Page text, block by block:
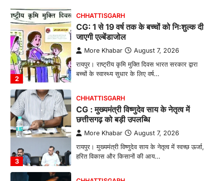
2
CHHATTISGARH
CG: 1 से 19 वर्ष तक के बच्चों को निःशुल्क दी
जाएगी एल्बेंडाजोल
More Khabar August 7, 2026
रायपुर। राष्ट्रीय कृमि मुक्ति दिवस भारत सरकार द्वारा
बच्चों के स्वास्थ्य सुधार के लिए वर्ष…
3
CHHATTISGARH
CG : मुख्यमंत्री विष्णुदेव साय के नेतृत्व में
छत्तीसगढ़ को बड़ी उपलब्धि
More Khabar August 7, 2026
रायपुर। मुख्यमंत्री विष्णुदेव साय के नेतृत्व में स्वच्छ ऊर्जा,
हरित विकास और किसानों की आय…